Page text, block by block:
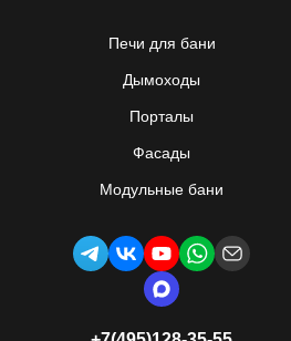
Печи для бани
Дымоходы
Порталы
Фасады
Модульные бани